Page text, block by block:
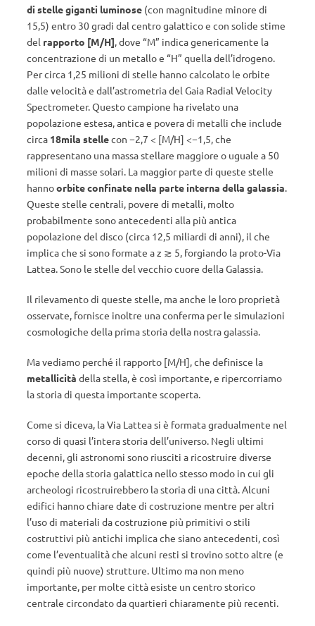
di stelle giganti luminose (con magnitudine minore di
15,5) entro 30 gradi dal centro galattico e con solide stime
del rapporto [M/H], dove “M” indica genericamente la
concentrazione di un metallo e “H” quella dell’idrogeno.
Per circa 1,25 milioni di stelle hanno calcolato le orbite
dalle velocità e dall’astrometria del Gaia Radial Velocity
Spectrometer. Questo campione ha rivelato una
popolazione estesa, antica e povera di metalli che include
circa 18mila stellecon −2,7 < [M/H] <−1,5, che
rappresentano una massa stellare maggiore o uguale a 50
milioni di masse solari. La maggior parte di queste stelle
hannoorbite confinate nella parte interna della galassia.
Queste stelle centrali, povere di metalli, molto
probabilmente sono antecedenti alla più antica
popolazione del disco (circa 12,5 miliardi di anni), il che
implica che si sono formate a z ≳ 5, forgiando la proto-Via
Lattea. Sono le stelle del vecchio cuore della Galassia.
Il rilevamento di queste stelle, ma anche le loro proprietà
osservate, fornisce inoltre una conferma per le simulazioni
cosmologiche della prima storia della nostra galassia.
Ma vediamo perché il rapporto [M/H], che definisce la
metallicità della stella, è così importante, e ripercorriamo
la storia di questa importante scoperta.
Come si diceva, la Via Lattea si è formata gradualmente nel
corso di quasi l’intera storia dell’universo. Negli ultimi
decenni, gli astronomi sono riusciti a ricostruire diverse
epoche della storia galattica nello stesso modo in cui gli
archeologi ricostruirebbero la storia di una città. Alcuni
edifici hanno chiare date di costruzione mentre per altri
l’uso di materiali da costruzione più primitivi o stili
costruttivi più antichi implica che siano antecedenti, così
come l’eventualità che alcuni resti si trovino sotto altre (e
quindi più nuove) strutture. Ultimo ma non meno
importante, per molte città esiste un centro storico
centrale circondato da quartieri chiaramente più recenti.